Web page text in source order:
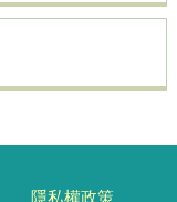
隱私權政策